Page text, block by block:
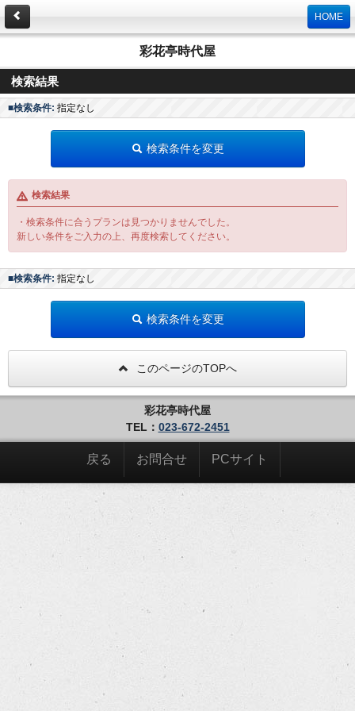
HOME
彩花亭時代屋
検索結果
■検索条件: 指定なし
検索条件を変更
検索結果
・検索条件に合うプランは見つかりませんでした。
新しい条件をご入力の上、再度検索してください。
■検索条件: 指定なし
検索条件を変更
このページのTOPへ
彩花亭時代屋
TEL： 023-672-2451
戻る お問合せ PCサイト